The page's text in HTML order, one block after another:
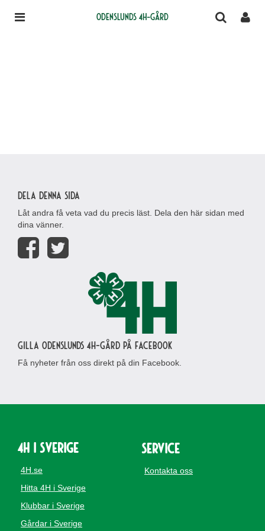
Odenslunds 4H-gård
Dela denna sida
Låt andra få veta vad du precis läst. Dela den här sidan med
dina vänner.
Gilla Odenslunds 4H-gård på Facebook
Få nyheter från oss direkt på din Facebook.
4H i Sverige
4H.se
Hitta 4H i Sverige
Klubbar i Sverige
Gårdar i Sverige
Service
Kontakta oss